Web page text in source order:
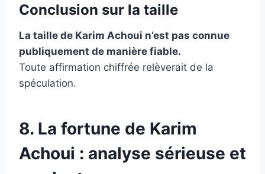
Conclusion sur la taille
La taille de Karim Achoui n’est pas connue
publiquement de manière fiable.
Toute affirmation chiffrée relèverait de la
spéculation.
8. La fortune de Karim
Achoui : analyse sérieuse et